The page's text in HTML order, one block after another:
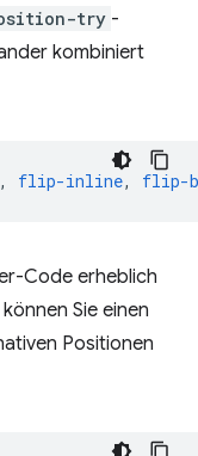
try -
kombiniert
, flip-inline, flip-
Code erheblich
Sie einen
Positionen